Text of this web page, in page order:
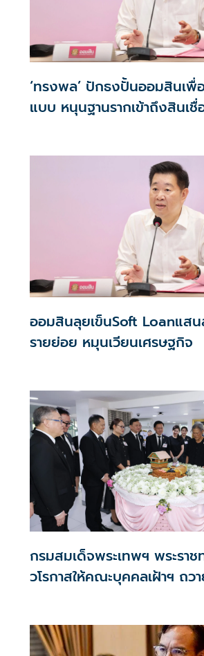
‘ทรงพล’ ปักธงปั้นออมสินเพื่
แบบ หนุนฐานรากเข้าถึงสินเชื่
ออมสินลุยเข็นSoft Loanแส
รายย่อย หมุนเวียนเศรษฐกิจ
กรมสมเด็จพระเทพฯ พระราช
วโรกาสให้คณะบุคคลเฝ้าฯ ถว